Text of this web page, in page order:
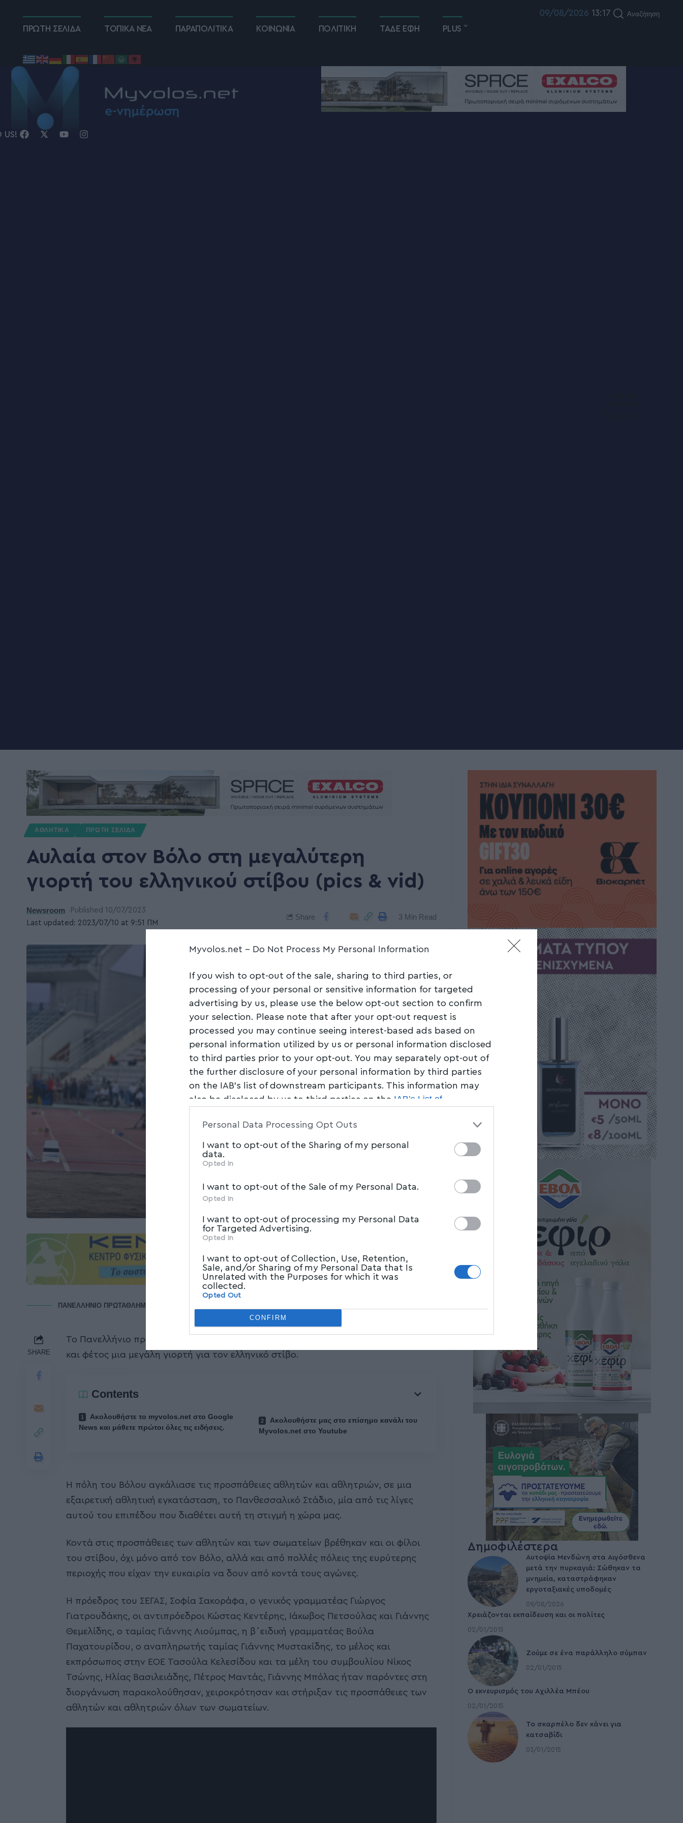
Myvolos.net - Do Not Process My Personal Information
If you wish to opt-out of the sale, sharing to third parties, or
processing of your personal or sensitive information for targeted
advertising by us, please use the below opt-out section to confirm
your selection. Please note that after your opt-out request is
processed you may continue seeing interest-based ads based on
personal information utilized by us or personal information disclosed
to third parties prior to your opt-out. You may separately opt-out of
the further disclosure of your personal information by third parties
on the IAB’s list of downstream participants. This information may
also be disclosed by us to third parties on the IAB’s List of
parties.
Personal Data Processing Opt Outs
I want to opt-out of the Sharing of my personal
data.
Opted In
I want to opt-out of the Sale of my Personal Data.
Opted In
I want to opt-out of processing my Personal Data
for Targeted Advertising.
Opted In
I want to opt-out of Collection, Use, Retention,
Sale, and/or Sharing of my Personal Data that Is
Unrelated with the Purposes for which it was
collected.
Opted Out
CONFIRM
ΠΡΩΤΗ ΣΕΛΙΔΑ ΤΟΠΙΚΑ ΝΕΑ ΠΑΡΑΠΟΛΙΤΙΚΑ ΚΟΙΝΩΝΙΑ ΠΟΛΙΤΙΚΗ ΤΑΔΕ ΕΦΗ PLUS
09/08/2026 13:17 Αναζήτηση
US!
ΑΘΛΗΤΙΚΑ ΠΡΩΤΗ ΣΕΛΙΔΑ
Αυλαία στον Βόλο στη μεγαλύτερη
γιορτή του ελληνικού στίβου (pics & vid)
Last updated: 2023/07/10 at 9:51 ΠΜ
Newsroom Published 10/07/2023
Share 3 Min Read
ΠΑΝΕΛΛΗΝΙΟ ΠΡΩΤΑΘΛΗΜΑ ΑΝΟΙΧΤΟΥ ΣΤΙΒΟΥ ΒΟΛΟΣ 2023 / 2η ΗΜΕΡΑ (ΑΝΤΩΝΗΣ ΝΙΚΟΛΟΠΟΥΛΟΣ / EUROKINISSI)
SHARE
Το Πανελλήνιο πρωτάθλημα Ανδρών/Γυναικών ολοκληρώθηκε στον Βόλο και ήταν
και φέτος μια μεγάλη γιορτή για τον ελληνικό στίβο.
Contents
Ακολουθήστε το myvolos.net στο Google
News και μάθετε πρώτοι όλες τις ειδήσεις.
Ακολουθήστε μας στο επίσημο κανάλι του
Myvolos.net στο Youtube
Η πόλη του Βόλου αγκάλιασε τις προσπάθειες αθλητών και αθλητριών, σε μια
εξαιρετική αθλητική εγκατάσταση, το Πανθεσσαλικό Στάδιο, μία από τις λίγες
αυτού του επιπέδου που διαθέτει αυτή τη στιγμή η χώρα μας.
Κοντά στις προσπάθειες των αθλητών και των σωματείων βρέθηκαν και οι φίλοι
του στίβου, όχι μόνο από τον Βόλο, αλλά και από πολλές πόλεις της ευρύτερης
περιοχής που είχαν την ευκαιρία να δουν από κοντά τους αγώνες.
Η πρόεδρος του ΣΕΓΑΣ, Σοφία Σακοράφα, ο γενικός γραμματέας Γιώργος
Γιατρουδάκης, οι αντιπρόεδροι Κώστας Κεντέρης, Ιάκωβος Πετσούλας και Γιάννης
Θεμελίδης, ο ταμίας Γιάννης Λιoύμπας, η β΄ειδική γραμματέας Βούλα
Παχατουρίδου, ο αναπληρωτής ταμίας Γιάννης Μυστακίδης, το μέλος και
εκπρόσωπος στην ΕΟΕ Τασούλα Κελεσίδου και τα μέλη του συμβουλίου Νίκος
Τσώνης, Ηλίας Βασιλειάδης, Πέτρος Μαντάς, Γιάννης Μπόλας ήταν παρόντες στη
διοργάνωση παρακολούθησαν, χειροκρότησαν και στήριξαν τις προσπάθειες των
αθλητών και αθλητριών όλων των σωματείων.
Δημοφιλέστερα
Αυτοψία Μενδώνη στα Αιγόσθενα
μετά την πυρκαγιά: Σώθηκαν τα
μνημεία, καταστράφηκαν
εργοταξιακές υποδομές
09/08/2026
Χρειάζονται εκπαίδευση και οι πολίτες
02/01/2015
Ζούμε σε ένα παράλληλο σύμπαν
02/01/2015
Ο εκνευρισμός του Αχιλλέα Μπέου
02/01/2015
To σκαρπέλο δεν κάνει για
κατσαβίδι
03/01/2015